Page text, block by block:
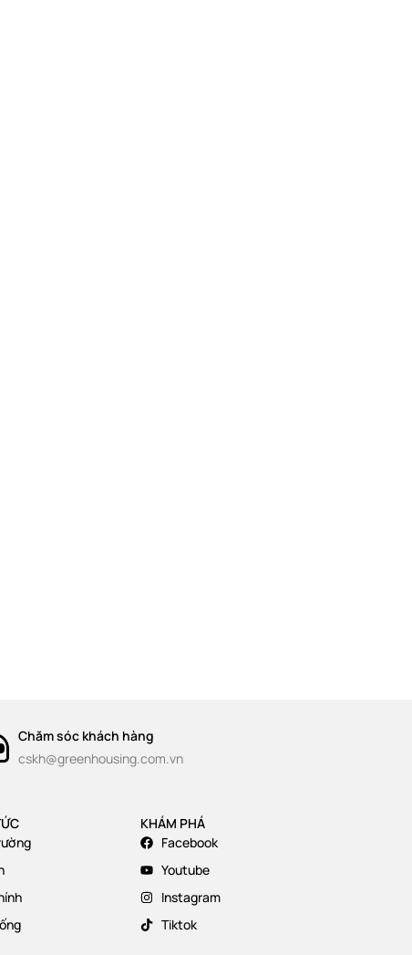
Chăm sóc khách hàng
cskh@greenhousing.com.vn
KHÁM PHÁ
Facebook
Youtube
Instagram
Tiktok